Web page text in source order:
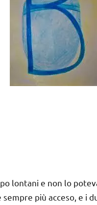
lontani e non lo
più acceso, e i